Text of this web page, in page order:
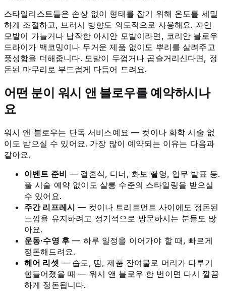
스타일리스트들은 손상 없이 형태를 잡기 위해 온도를 세밀
하게 조절하고, 브러시 방향도 의도적으로 사용해요. 자연
모발이 가늘거나 납작한 아시안 모발이라면, 코리안 블로우
드라이가 백코밍이나 무거운 제품 없이도 뿌리를 살려주고
풍성함을 더해줍니다. 모발이 두껍거나 곱슬거리신다면, 정
돈된 마무리로 부드럽게 다듬어 드려요.
어떤 분이 워시 앤 블로우를 예약하시나
요
워시 앤 블로우는 단독 서비스예요 — 컷이나 화학 시술 없
이도 받으실 수 있어요. 가장 많이 예약되는 이유는 다음과
같아요.
이벤트 준비 — 결혼식, 디너, 화보 촬영, 업무 발표 등.
풀 시술 예약 없이도 살롱 수준의 스타일링을 받으실
수 있어요.
주간 리프레시 — 컷이나 트리트먼트 사이에도 정돈된
느낌을 유지하려고 정기적으로 방문하시는 분들도 많
아요.
운동·수영 후 — 하루 일정을 이어가야 할 때, 빠르게
정돈해드려요.
헤어 리셋 — 습도, 땀, 제품 잔여물로 머리가 다루기
힘들어졌을 때 — 워시 앤 블로우 한 번이면 다시 깔끔
하게 정돈됩니다.